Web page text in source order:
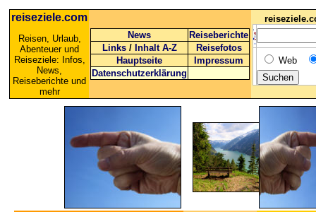
reiseziele.com
Reisen, Urlaub,
Abenteuer und
Reiseziele: Infos,
News,
Reiseberichte und
mehr
News
Reiseberichte
Links / Inhalt A-Z
Reisefotos
Hauptseite
Impressum
Datenschutzerklärung
Web